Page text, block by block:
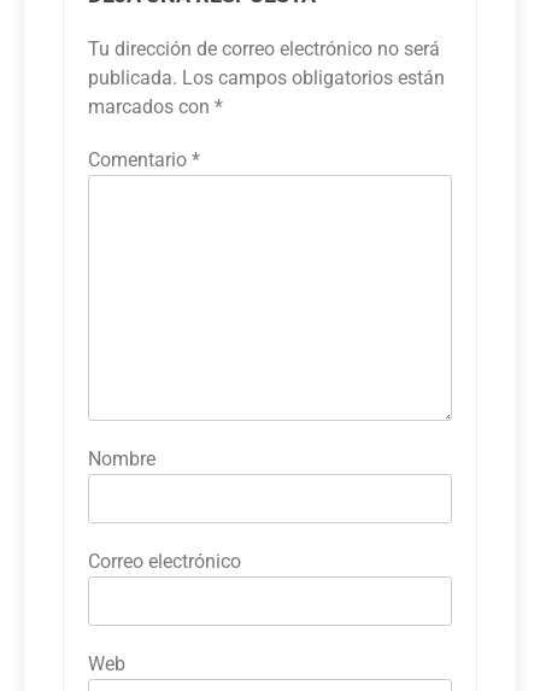
Tu dirección de correo electrónico no será
publicada. Los campos obligatorios están
marcados con *
Comentario *
Nombre
Correo electrónico
Web